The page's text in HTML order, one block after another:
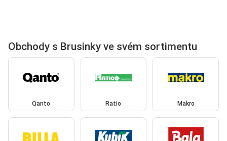
Obchody s Brusinky ve svém sortimentu
Qanto Ratio Makro